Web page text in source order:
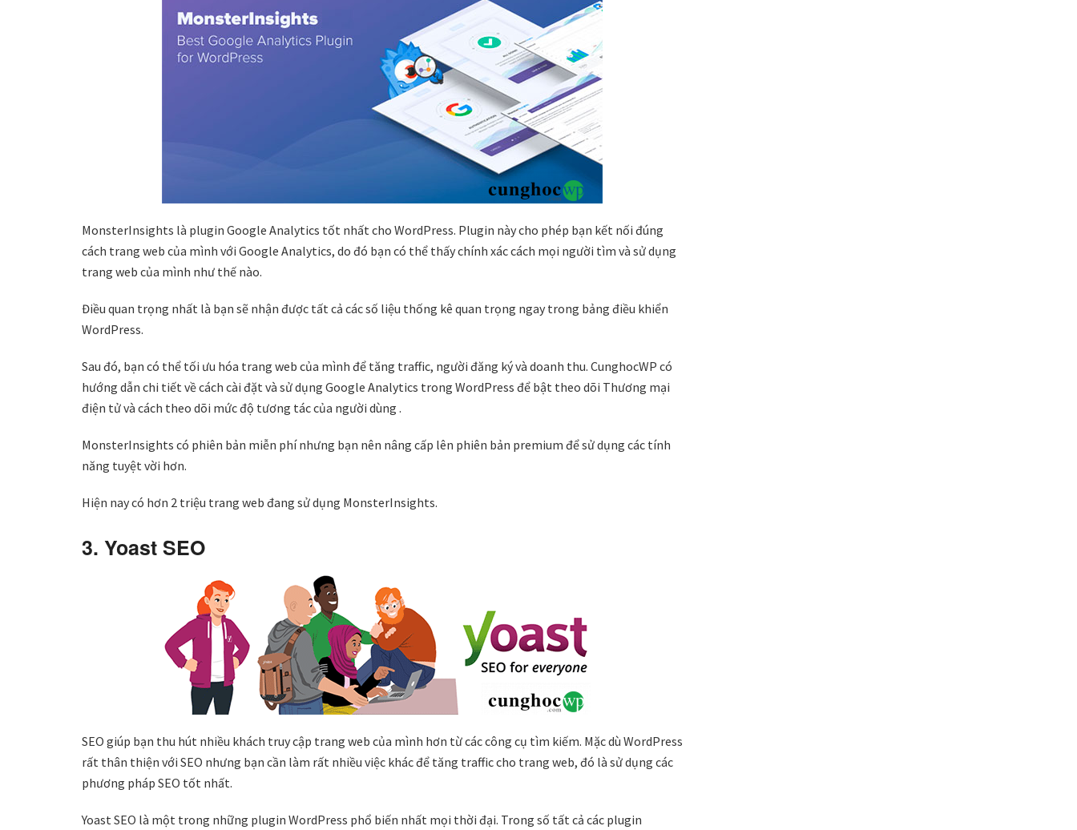
MonsterInsights là plugin Google Analytics tốt nhất cho WordPress. Plugin này cho phép bạn kết nối đúng
cách trang web của mình với Google Analytics, do đó bạn có thể thấy chính xác cách mọi người tìm và sử dụng
trang web của mình như thế nào.
Điều quan trọng nhất là bạn sẽ nhận được tất cả các số liệu thống kê quan trọng ngay trong bảng điều khiển
WordPress.
Sau đó, bạn có thể tối ưu hóa trang web của mình để tăng traffic, người đăng ký và doanh thu. CunghocWP có
hướng dẫn chi tiết về cách cài đặt và sử dụng Google Analytics trong WordPress để bật theo dõi Thương mại
điện tử và cách theo dõi mức độ tương tác của người dùng .
MonsterInsights có phiên bản miễn phí nhưng bạn nên nâng cấp lên phiên bản premium để sử dụng các tính
năng tuyệt vời hơn.
Hiện nay có hơn 2 triệu trang web đang sử dụng MonsterInsights.
3. Yoast SEO
SEO giúp bạn thu hút nhiều khách truy cập trang web của mình hơn từ các công cụ tìm kiếm. Mặc dù WordPress
rất thân thiện với SEO nhưng bạn cần làm rất nhiều việc khác để tăng traffic cho trang web, đó là sử dụng các
phương pháp SEO tốt nhất.
Yoast SEO là một trong những plugin WordPress phổ biến nhất mọi thời đại. Trong số tất cả các plugin